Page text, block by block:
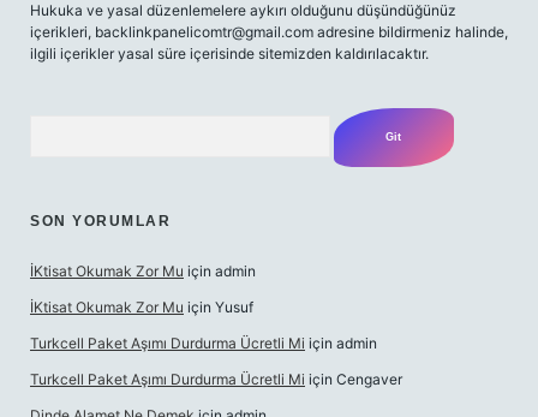
Hukuka ve yasal düzenlemelere aykırı olduğunu düşündüğünüz
içerikleri, backlinkpanelicomtr@gmail.com adresine bildirmeniz halinde,
ilgili içerikler yasal süre içerisinde sitemizden kaldırılacaktır.
SON YORUMLAR
İKtisat Okumak Zor Mu için admin
İKtisat Okumak Zor Mu için Yusuf
Turkcell Paket Aşımı Durdurma Ücretli Mi için admin
Turkcell Paket Aşımı Durdurma Ücretli Mi için Cengaver